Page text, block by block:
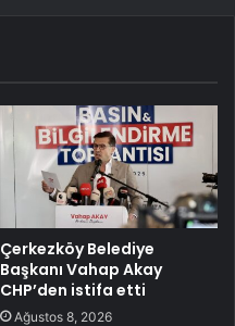
Çerkezköy Belediye
Başkanı Vahap Akay
CHP’den istifa etti
Ağustos 8, 2026